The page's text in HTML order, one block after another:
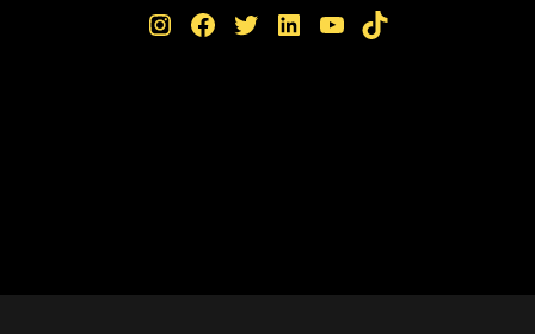
Instagram Facebook Twitter LinkedIn YouTube TikTok